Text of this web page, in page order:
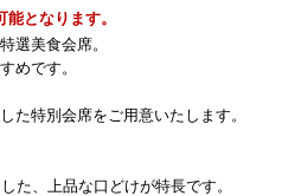
となります。
選美食会席。
めです。
た特別会席をご用意いたします。
た、上品な口どけが特長です。